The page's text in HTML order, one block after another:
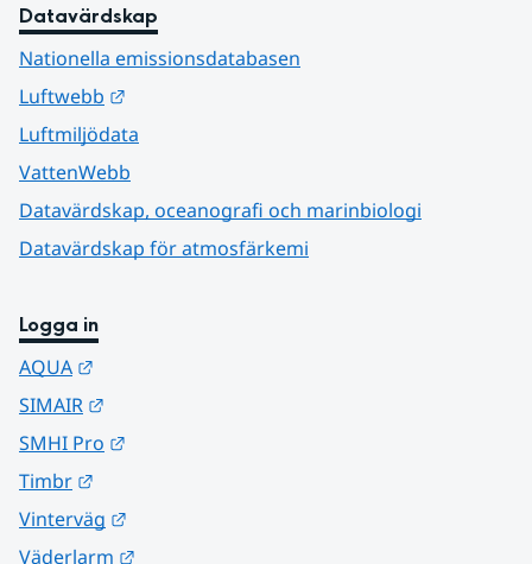
Datavärdskap
Nationella emissionsdatabasen
Luftwebb
Luftmiljödata
VattenWebb
Datavärdskap, oceanografi och marinbiologi
Datavärdskap för atmosfärkemi
Logga in
AQUA
SIMAIR
SMHI Pro
Timbr
Vinterväg
Väderlarm